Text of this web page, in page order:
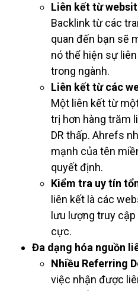
Liên kết từ
Backlink từ các
quan đến bạn sẽ
nó thể hiện sự
trong ngành.
Liên kết từ các
Một liên kết từ
trị hơn hàng trăm
DR thấp. Ahrefs
mạnh của tên
quyết định.
Kiểm tra uy tín
liên kết là các
lưu lượng truy
cực.
Đa dạng hóa nguồn
Nhiều Referring
việc nhận được